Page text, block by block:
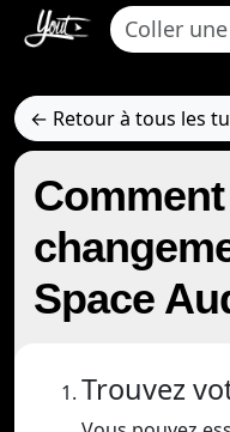
← Retour à tous les
Space
Trouvez